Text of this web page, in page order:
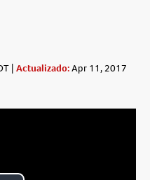
| Actualizado:Apr 11, 2017